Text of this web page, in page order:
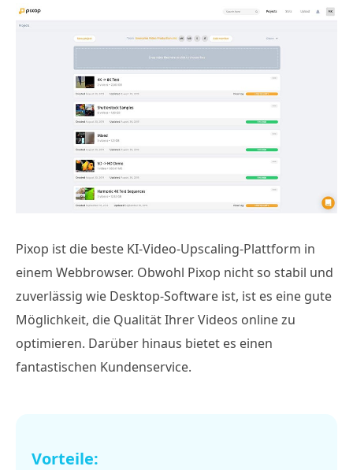
Pixop ist die beste KI-Video-Upscaling-Plattform in
einem Webbrowser. Obwohl Pixop nicht so stabil und
zuverlässig wie Desktop-Software ist, ist es eine gute
Möglichkeit, die Qualität Ihrer Videos online zu
optimieren. Darüber hinaus bietet es einen
fantastischen Kundenservice.
Vorteile: